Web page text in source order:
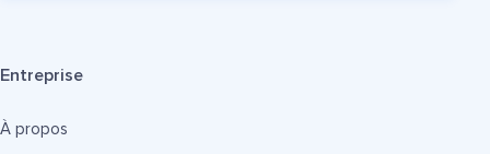
Entreprise
À propos